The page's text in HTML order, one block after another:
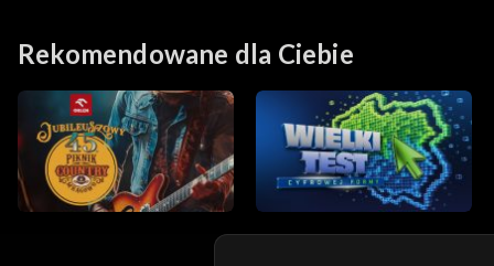
„Debiuty”
Rekomendowane dla Ciebie